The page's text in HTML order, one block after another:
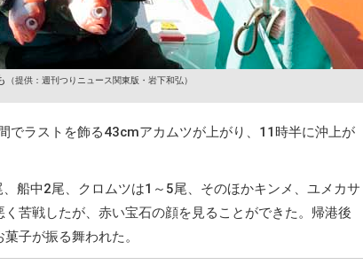
（提供：週刊つりニュース関東版・岩下和弘）
でラストを飾る43cmアカムツが上がり、11時半に沖上が
船中2尾、クロムツは1～5尾、そのほかキンメ、ユメカサ
苦戦したが、赤い宝石の顔を見ることができた。帰港後
子が振る舞われた。